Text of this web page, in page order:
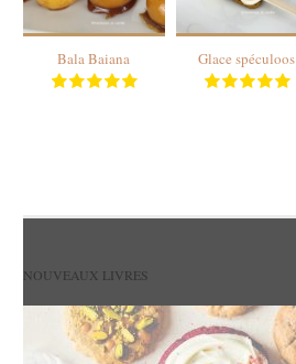
20
Bala Baiana
10
Glace spéculoos
NOUVEAUX LIVRES